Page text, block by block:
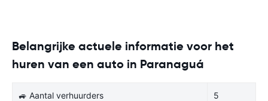
Belangrijke actuele informatie voor het
huren van een auto in Paranaguá
🚙 Aantal verhuurders 5